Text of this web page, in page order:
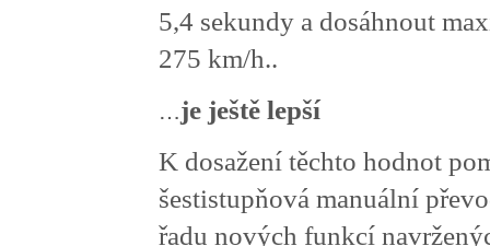
5,4 sekundy a dosáhnout
275 km/h..
…je ještě lepší
K dosažení těchto hodnot
šestistupňová manuální
řadu nových funkcí